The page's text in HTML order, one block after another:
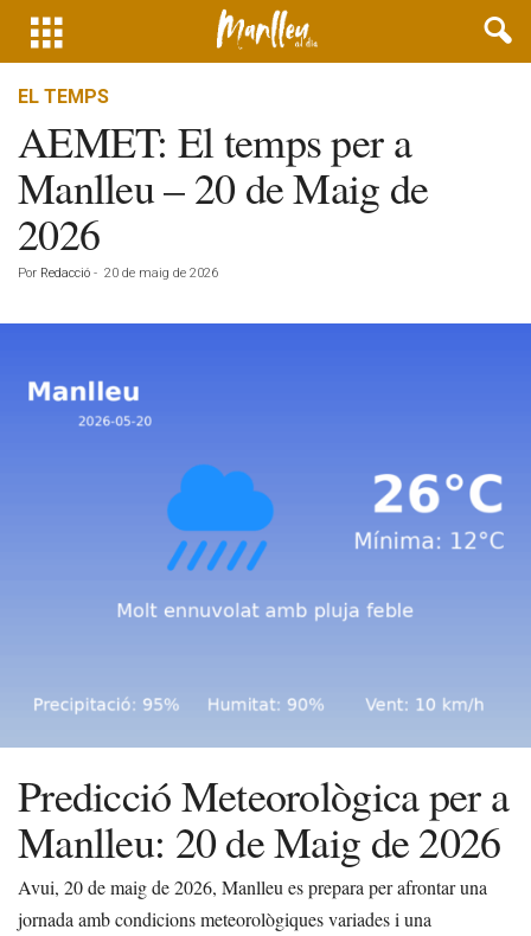
EL TEMPS
AEMET: El temps per a
Manlleu – 20 de Maig de
2026
Por Redacció - 20 de maig de 2026
Predicció Meteorològica per a
Manlleu: 20 de Maig de 2026
Avui, 20 de maig de 2026, Manlleu es prepara per afrontar una
jornada amb condicions meteorològiques variades i una